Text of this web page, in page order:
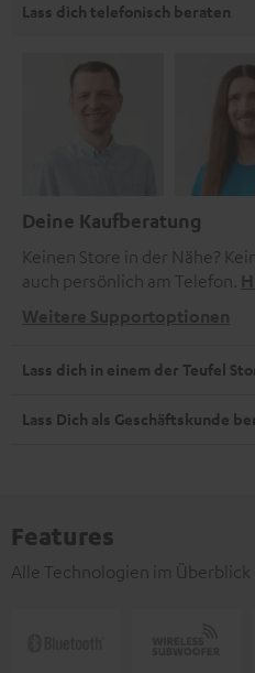
Lass dich telefonisch beraten
Deine Kaufberatung
Keinen Store in der Nähe?
auch persönlich am Telefon.
Weitere Supportoptionen
Lass dich in einem der Teufel
Lass Dich als Geschäftskunde
Features
Alle Technologien im Überblick